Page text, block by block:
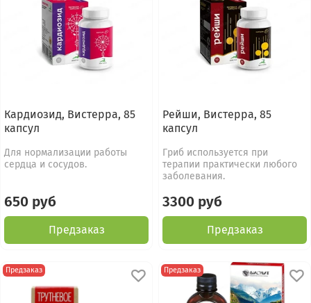
Кардиозид, Вистерра, 85
капсул
Для нормализации работы
сердца и сосудов.
650 руб
Предзаказ
Рейши, Вистерра, 85
капсул
Гриб используется при
терапии практически любого
заболевания.
3300 руб
Предзаказ
Предзаказ Предзаказ